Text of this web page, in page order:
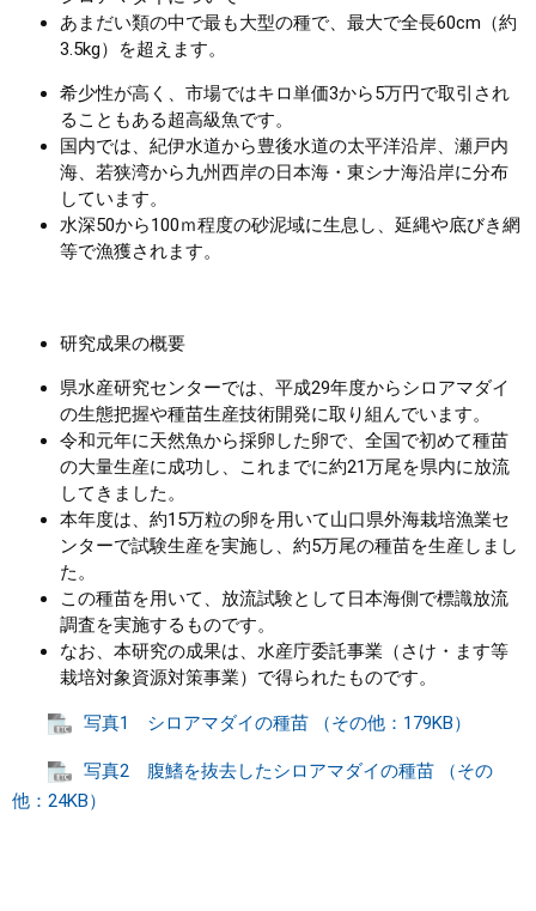
あまだい類の中で最も大型の種で、最大で全長60cm（約
3.5kg）を超えます。
希少性が高く、市場ではキロ単価3から5万円で取引され
ることもある超高級魚です。
国内では、紀伊水道から豊後水道の太平洋沿岸、瀬戸内
海、若狭湾から九州西岸の日本海・東シナ海沿岸に分布
しています。
水深50から100ｍ程度の砂泥域に生息し、延縄や底びき網
等で漁獲されます。
研究成果の概要
県水産研究センターでは、平成29年度からシロアマダイ
の生態把握や種苗生産技術開発に取り組んでいます。
令和元年に天然魚から採卵した卵で、全国で初めて種苗
の大量生産に成功し、これまでに約21万尾を県内に放流
してきました。
本年度は、約15万粒の卵を用いて山口県外海栽培漁業セ
ンターで試験生産を実施し、約5万尾の種苗を生産しまし
た。
この種苗を用いて、放流試験として日本海側で標識放流
調査を実施するものです。
なお、本研究の成果は、水産庁委託事業（さけ・ます等
栽培対象資源対策事業）で得られたものです。
写真1 シロアマダイの種苗 （その他：179KB）
写真2 腹鰭を抜去したシロアマダイの種苗 （その
他：24KB）